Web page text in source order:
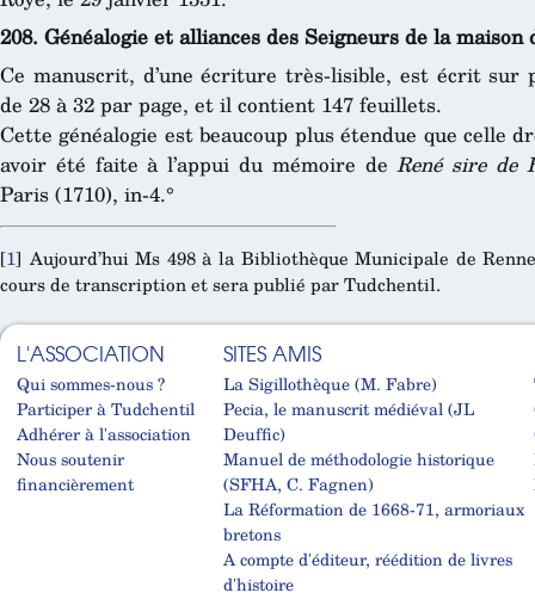
208. Généalogie et alliances des Seigneurs de la maison
Ce manuscrit, d’une écriture très-lisible, est écrit sur
de 28 à 32 par page, et il contient 147 feuillets.
Cette généalogie est beaucoup plus étendue que celle
avoir été faite à l’appui du mémoire deRené sire de
Paris (1710), in-4.°
[1] Aujourd’hui Ms 498 à la Bibliothèque Municipale de
cours de transcription et sera publié par Tudchentil.
L'ASSOCIATION
Qui sommes-nous ?
Participer à Tudchentil
Adhérer à l'association
Nous soutenir
financièrement
SITES AMIS
La Sigillothèque (M. Fabre)
Pecia, le manuscrit médiéval (JL
Deuffic)
Manuel de méthodologie historique
(SFHA, C. Fagnen)
La Réformation de 1668-71, armoriaux
bretons
A compte d'éditeur, réédition de livres
d'histoire